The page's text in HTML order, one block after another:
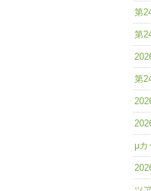
第
第
第
μカ